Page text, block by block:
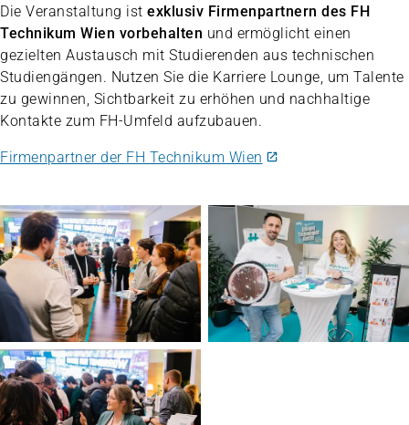
Die Veranstaltung ist exklusiv Firmenpartnern des FH
Technikum Wien vorbehalten und ermöglicht einen
gezielten Austausch mit Studierenden aus technischen
Studiengängen. Nutzen Sie die Karriere Lounge, um Talente
zu gewinnen, Sichtbarkeit zu erhöhen und nachhaltige
Kontakte zum FH-Umfeld aufzubauen.
Firmenpartner der FH Technikum Wien